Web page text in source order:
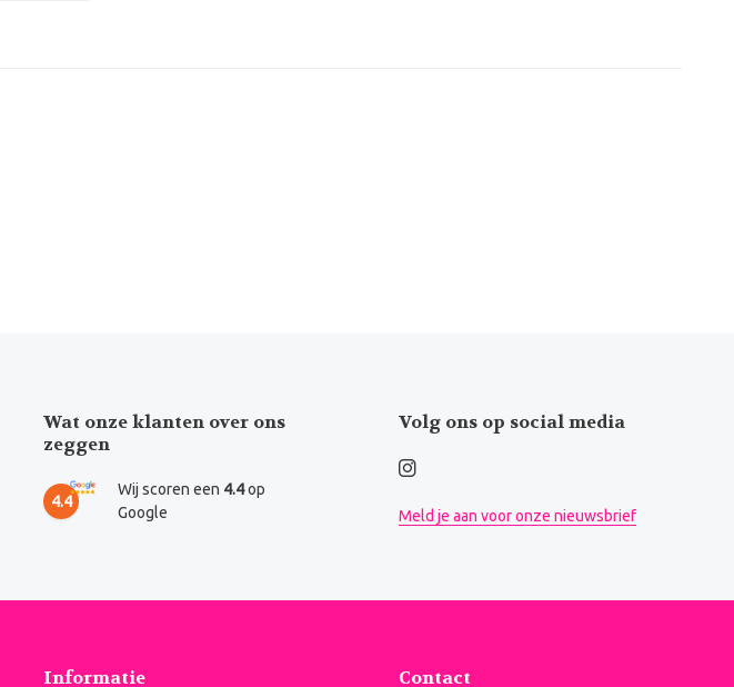
Wat onze klanten over ons
zeggen
4.4
Wij scoren een 4.4op
Google
Volg ons op social media
Meld je aan voor onze nieuwsbrief
Informatie Contact